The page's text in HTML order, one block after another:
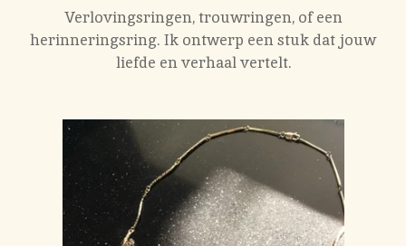
Verlovingsringen, trouwringen, of een
herinneringsring. Ik ontwerp een stuk dat jouw
liefde en verhaal vertelt.